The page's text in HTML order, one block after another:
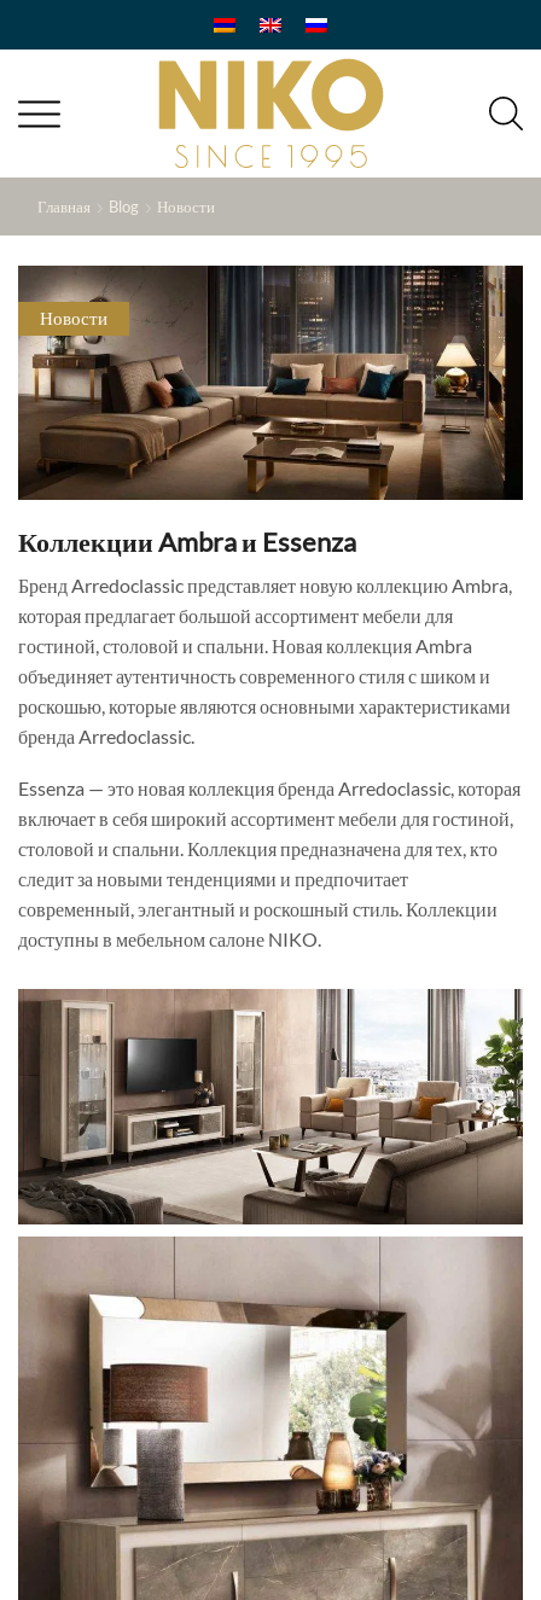
Главная Blog Новости
Новости
Коллекции Ambra и Essenza
Бренд Arredoclassic представляет новую коллекцию Ambra,
которая предлагает большой ассортимент мебели для
гостиной, столовой и спальни. Новая коллекция Ambra
объединяет аутентичность современного стиля с шиком и
роскошью, которые являются основными характеристиками
бренда Arredoclassic.
Essenza — это новая коллекция бренда Arredoclassic, которая
включает в себя широкий ассортимент мебели для гостиной,
столовой и спальни. Коллекция предназначена для тех, кто
следит за новыми тенденциями и предпочитает
современный, элегантный и роскошный стиль. Коллекции
доступны в мебельном салоне NIKO.